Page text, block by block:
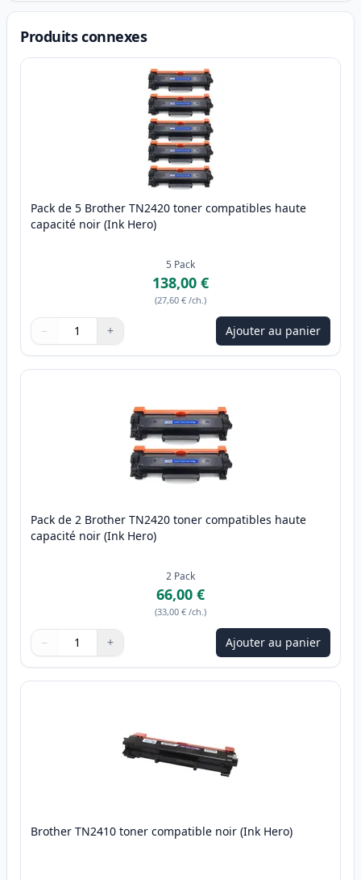
Produits connexes
Pack de 5 Brother TN2420 toner compatibles haute
capacité noir (Ink Hero)
5 Pack
138,00 €
(27,60 € /ch.)
Quantité
Utilisez les boutons pour ajuster
− +
Quantité Ajouter au panier
Pack de 2 Brother TN2420 toner compatibles haute
capacité noir (Ink Hero)
2 Pack
66,00 €
(33,00 € /ch.)
Quantité
Utilisez les boutons pour ajuster
− +
Quantité Ajouter au panier
Brother TN2410 toner compatible noir (Ink Hero)